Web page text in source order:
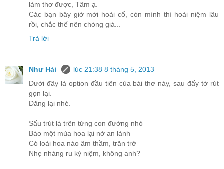
làm thơ được, Tâm ạ.
Các bạn bây giờ mới hoài cổ, còn mình thì hoài niệm lâu
rồi, chắc thế nên chóng già...
Trả lời
Như Hải
lúc 21:38 8 tháng 5, 2013
Dưới đây là option đầu tiên của bài thơ này, sau đấy tớ rút
gọn lại.
Đăng lại nhé.
Sấu trút lá trên từng con đường nhỏ
Báo một mùa hoa lại nở an lành
Có loài hoa nào âm thầm, trăn trở
Nhẹ nhàng ru kỷ niệm, không anh?